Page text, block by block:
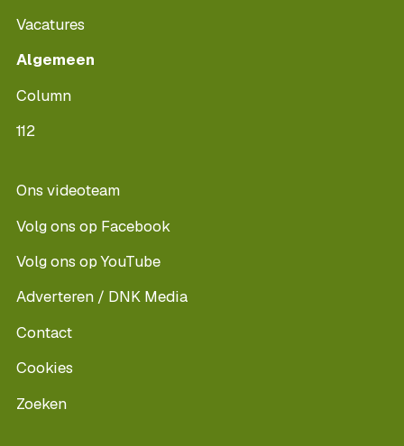
Vacatures
Algemeen
Column
112
Ons videoteam
Volg ons op Facebook
Volg ons op YouTube
Adverteren / DNK Media
Contact
Cookies
Zoeken